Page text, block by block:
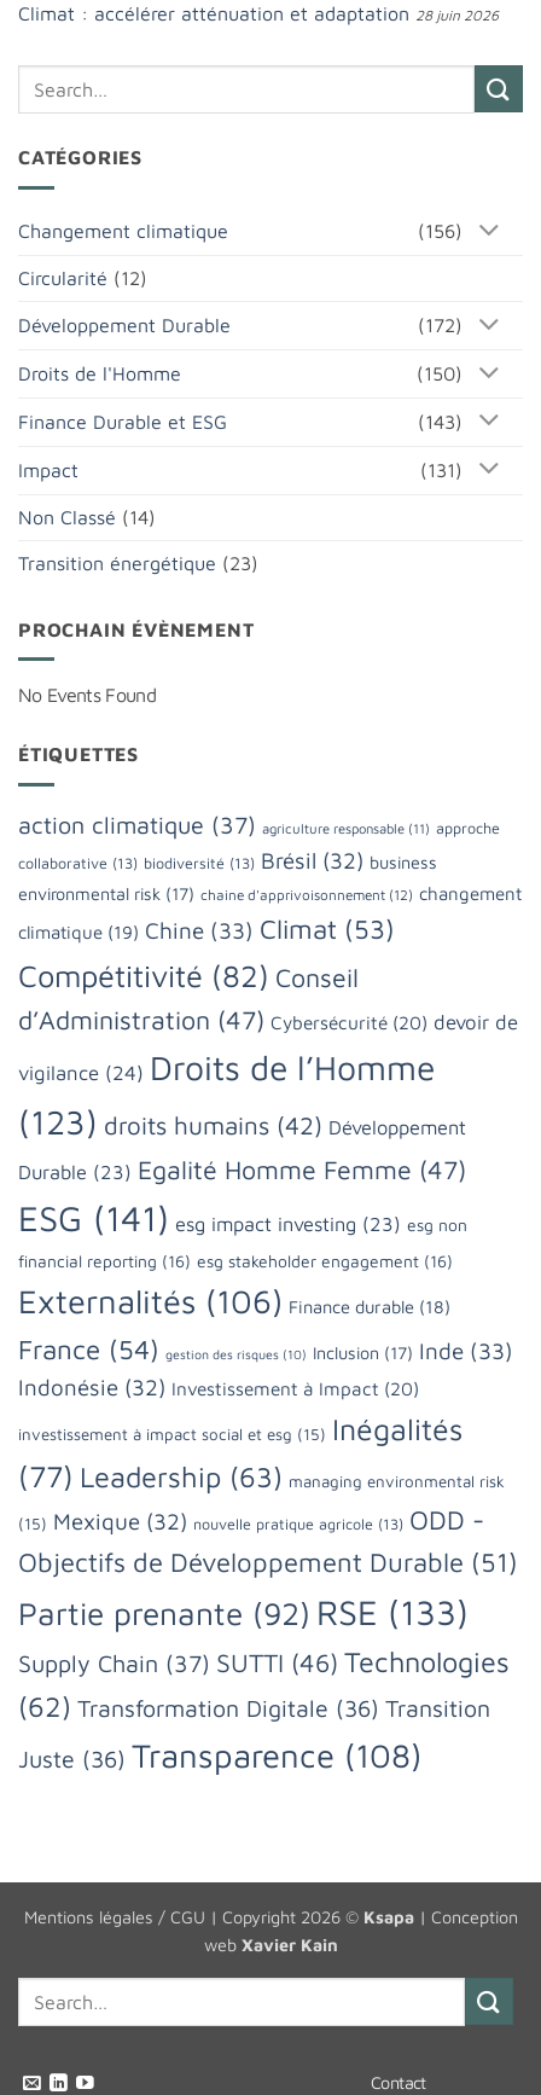
Climat : accélérer atténuation et adaptation 28 juin 2026
CATÉGORIES
Changement climatique (156)
Circularité (12)
Développement Durable (172)
Droits de l'Homme (150)
Finance Durable et ESG (143)
Impact (131)
Non Classé (14)
Transition énergétique (23)
PROCHAIN ÉVÈNEMENT
No Events Found
ÉTIQUETTES
action climatique (37) agriculture responsable (11) approche
collaborative (13) biodiversité (13) Brésil (32) business
environmental risk (17) chaine d'apprivoisonnement (12) changement
climatique (19) Chine (33) Climat (53)
Compétitivité (82) Conseil
d’Administration (47) Cybersécurité (20) devoir de
vigilance (24) Droits de l’Homme
(123) droits humains (42) Développement
Durable (23) Egalité Homme Femme (47)
ESG (141) esg impact investing (23) esg non
financial reporting (16) esg stakeholder engagement (16)
Externalités (106) Finance durable (18)
France (54) gestion des risques (10) Inclusion (17) Inde (33)
Indonésie (32) Investissement à Impact (20)
investissement à impact social et esg (15) Inégalités
(77) Leadership (63) managing environmental risk
(15) Mexique (32) nouvelle pratique agricole (13) ODD -
Objectifs de Développement Durable (51)
Partie prenante (92) RSE (133)
Supply Chain (37) SUTTI (46) Technologies
(62) Transformation Digitale (36) Transition
Juste (36) Transparence (108)
Mentions légales / CGU | Copyright 2026 © Ksapa| Conception
web Xavier Kain
Contact